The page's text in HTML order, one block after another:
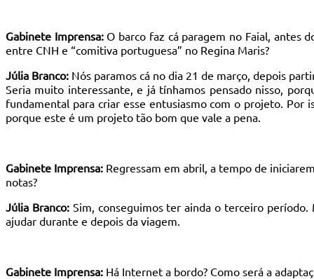
Gabinete Imprensa:O barco faz cá paragem no Faial, antes
entre CNH e “comitiva portuguesa” no Regina Maris?
Júlia Branco: Nós paramos cá no dia 21 de março, depois
Seria muito interessante, e já tínhamos pensado nisso,
fundamental para criar esse entusiasmo com o projeto. Por
porque este é um projeto tão bom que vale a pena.
Gabinete Imprensa: Regressam em abril, a tempo de
notas?
Júlia Branco:Sim, conseguimos ter ainda o terceiro período.
ajudar durante e depois da viagem.
Gabinete Imprensa: Há Internet a bordo? Como será a